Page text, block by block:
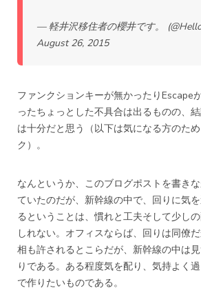
— 軽井沢移住者の櫻井です。
August 26, 2015
ファンクションキーが無かったりEscape
ったちょっとした不具合は出るものの、
は十分だと思う（以下は気になる方のた
ク）。
なんというか、このブログポストを書き
ていたのだが、新幹線の中で、回りに気
るということは、慣れと工夫そして少し
しれない。オフィスならば、回りは同僚
相も許されるとこらだが、新幹線の中は
りである。ある程度気を配り、気持よく
で作りたいものである。